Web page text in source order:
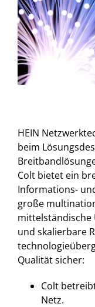
HEIN
beim
Colt bietet ein
Informations-
große
mittelständische
und skalierbare
Qualität sicher:
Colt
Netz.